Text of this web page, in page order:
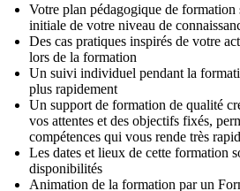
Votre plan pédagogique de formation
initiale de votre niveau de
Des cas pratiques inspirés de votre
lors de la formation
Un suivi individuel pendant la
plus rapidement
Un support de formation de qualité
vos attentes et des objectifs fixés,
compétences qui vous rende très
Les dates et lieux de cette formation
disponibilités
Animation de la formation par un